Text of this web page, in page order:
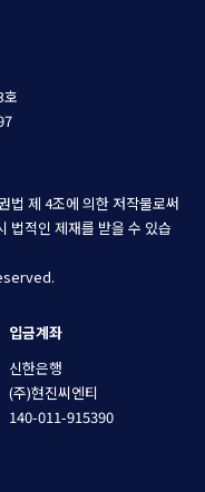
법 제 4조에 의한 저작물로써
법적인 제재를 받을 수 있습
입금계좌
신한은행
(주)현진씨엔티
140-011-915390